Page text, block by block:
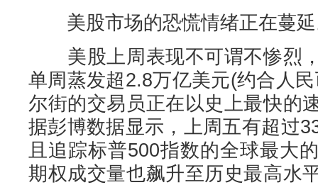
美股市场的恐慌情绪正在蔓
美股上周表现不可谓不惨烈
单周蒸发超2.8万亿美元(约合人
尔街的交易员正在以史上最快的
据彭博数据显示，上周五有超过
且追踪标普500指数的全球最大
期权成交量也飙升至历史最高水